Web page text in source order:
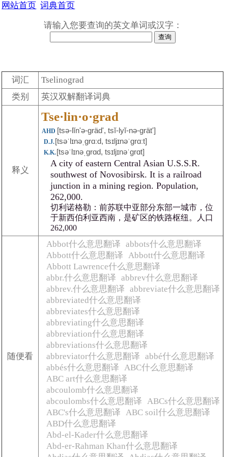
网站首页 词典首页
请输入您要查询的英文单词或汉字：
词汇
Tselinograd
类别
英汉双解翻译词典
释义
Tse·lin·o·grad
AHD [tsə-lĭnʹə-gräd', tsĭ-lyĭ-nə-grätʹ]
D.J.[tsəˈlɪnəˌgrɑːd, tsɪljɪnəˈgrɑːt]
K.K.[tsəˈlɪnəˌgrɑd, tsɪljɪnəˈgrɑt]
A city of eastern Central Asian U.S.S.R.
southwest of Novosibirsk. It is a railroad
junction in a mining region. Population,
262,000.
切利诺格勒：前苏联中亚部分东部一城市，位
于新西伯利亚西南，是矿区的铁路枢纽。人口
262,000
随便看
Abbot什么意思翻译 abbots什么意思翻译
Abbott什么意思翻译 Abbott什么意思翻译
Abbott Lawrence什么意思翻译
abbr.什么意思翻译 abbrev什么意思翻译
abbrev.什么意思翻译 abbreviate什么意思翻译
abbreviated什么意思翻译
abbreviates什么意思翻译
abbreviating什么意思翻译
abbreviation什么意思翻译
abbreviations什么意思翻译
abbreviator什么意思翻译 abbé什么意思翻译
abbés什么意思翻译 ABC什么意思翻译
ABC art什么意思翻译
abcoulomb什么意思翻译
abcoulombs什么意思翻译 ABCs什么意思翻译
ABC's什么意思翻译 ABC soil什么意思翻译
ABD什么意思翻译
Abd-el-Kader什么意思翻译
Abd-er-Rahman Khan什么意思翻译